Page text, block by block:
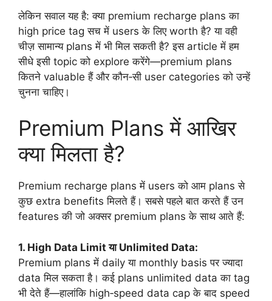
लेकिन सवाल यह है: क्या premium recharge plans का
high price tag सच में users के लिए worth है? या वही
चीज़ सामान्य plans में भी मिल सकती है? इस article में हम
सीधे इसी topic को explore करेंगे—premium plans
कितने valuable हैं और कौन‑सी user categories को उन्हें
चुनना चाहिए।
Premium Plans में आखिर
क्या मिलता है?
Premium recharge plans में users को आम plans से
कुछ extra benefits मिलते हैं। सबसे पहले बात करते हैं उन
features की जो अक्सर premium plans के साथ आते हैं:
1. High Data Limit या Unlimited Data:
Premium plans में daily या monthly basis पर ज्यादा
data मिल सकता है। कई plans unlimited data का tag
भी देते हैं—हालांकि high‑speed data cap के बाद speed